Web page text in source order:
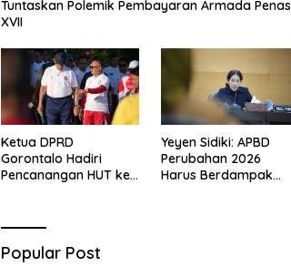
Tuntaskan Polemik Pembayaran Armada Penas
XVII
Ketua DPRD
Gorontalo Hadiri
Pencanangan HUT ke-
Nasionalisme dan
Danau Perintis
Yeyen Sidiki: APBD
Perubahan 2026
Harus Berdampak
Popular Post